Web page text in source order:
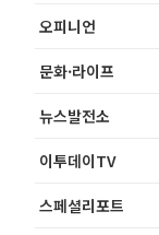
오피니언
문화·라이프
뉴스발전소
이투데이TV
스페셜리포트